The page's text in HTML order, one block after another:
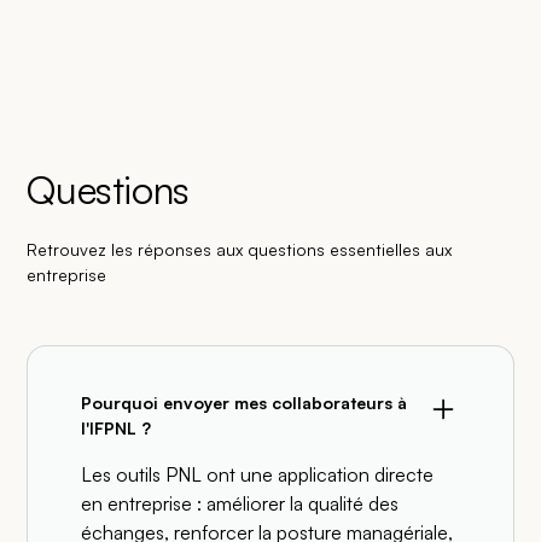
Questions
Retrouvez les réponses aux questions essentielles aux
entreprise
Pourquoi envoyer mes collaborateurs à
l'IFPNL ?
Les outils PNL ont une application directe
en entreprise : améliorer la qualité des
échanges, renforcer la posture managériale,